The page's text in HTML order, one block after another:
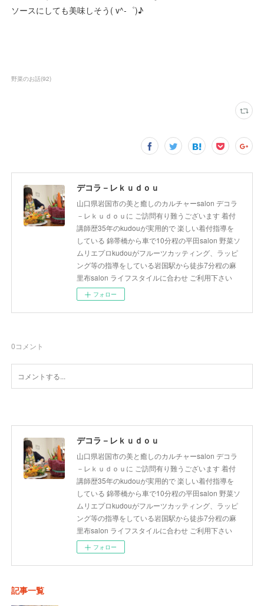
ソースにしても美味しそう( v^-゜)♪
野菜のお話(92)
デコラ－レｋｕｄｏｕ
山口県岩国市の美と癒しのカルチャーsalon デコラ
－レｋｕｄｏｕに ご訪問有り難うございます 着付
講師歴35年のkudouが実用的で 楽しい着付指導を
している 錦帯橋から車で10分程の平田salon 野菜ソ
ムリエプロkudouがフルーツカッティング、ラッピ
ング等の指導をしている岩国駅から徒歩7分程の麻
里布salon ライフスタイルに合わせ ご利用下さい
フォロー
0コメント
デコラ－レｋｕｄｏｕ
山口県岩国市の美と癒しのカルチャーsalon デコラ
－レｋｕｄｏｕに ご訪問有り難うございます 着付
講師歴35年のkudouが実用的で 楽しい着付指導を
している 錦帯橋から車で10分程の平田salon 野菜ソ
ムリエプロkudouがフルーツカッティング、ラッピ
ング等の指導をしている岩国駅から徒歩7分程の麻
里布salon ライフスタイルに合わせ ご利用下さい
フォロー
記事一覧